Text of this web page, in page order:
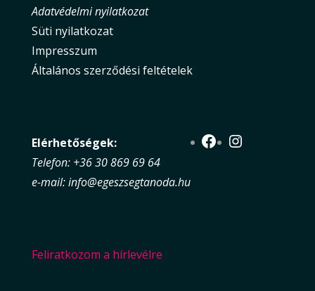
Adatvédelmi nyilatkozat
Süti nyilatkozat
Impresszum
Általános szerződési feltételek
Elérhetőségek:
Telefon: +36 30 869 69 64
e-mail: info@egeszsegtanoda.hu
Facebook
Instagram
Feliratkozom a hírlevélre